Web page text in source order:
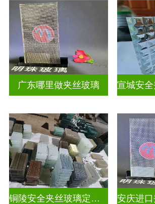
广东哪里做夹丝玻璃
铜陵安全夹丝玻璃定做电话